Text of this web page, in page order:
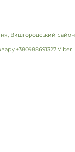
Вишгородський район
+380988691327 Viber